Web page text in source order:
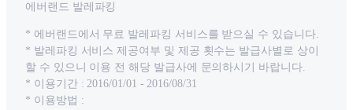
에버랜드 발레파킹
* 에버랜드에서 무료 발레파킹 서비스를 받으실 수 있습니다.
* 발레파킹 서비스 제공여부 및 제공 횟수는 발급사별로 상이
할 수 있으니 이용 전 해당 발급사에 문의하시기 바랍니다.
* 이용기간 : 2016/01/01 - 2016/08/31
* 이용방법 :